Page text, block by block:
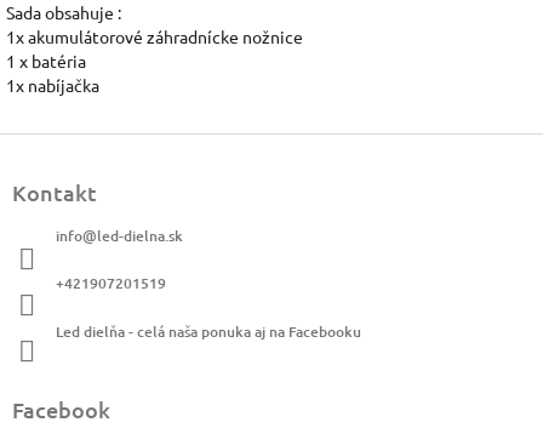
Sada obsahuje :
1x akumulátorové záhradnícke nožnice
1 x batéria
1x nabíjačka
Kontakt
info@led-dielna.sk
+421907201519
Led dielňa - celá naša ponuka aj na Facebooku
Facebook